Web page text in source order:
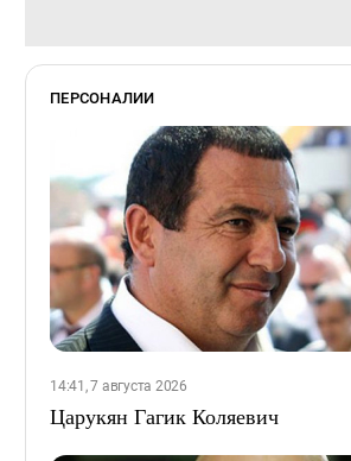
ПЕРСОНАЛИИ
14:41, 7 августа 2026
Царукян Гагик Коляевич